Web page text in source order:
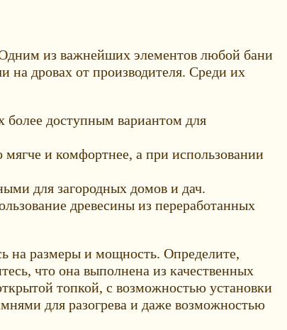
Одним из важнейших элементов любой бани
на дровах от производителя. Среди их
более доступным вариантом для
и комфортнее, а при использовании
для загородных домов и дач.
древесины из переработанных
на размеры и мощность. Определите,
что она выполнена из качественных
топкой, с возможностью установки
для разогрева и даже возможностью